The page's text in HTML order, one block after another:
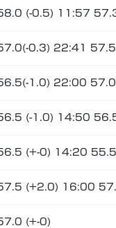
(-0.5) 11:57
0.3) 22:41
1.0) 22:00
(-1.0) 14:50
(+-0) 14:20 55.5
(+2.0) 16:00
(+-0)